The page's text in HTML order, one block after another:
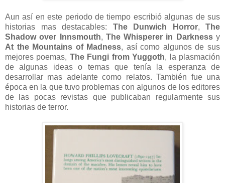
Aun así en este periodo de tiempo escribió algunas de sus
historias mas destacables: The Dunwich Horror, The
Shadow over Innsmouth, The Whisperer in Darknessy
At the Mountains of Madness, así como algunos de sus
mejores poemas, The Fungi from Yuggoth, la plasmación
de algunas ideas o temas que tenía la esperanza de
desarrollar mas adelante como relatos. También fue una
época en la que tuvo problemas con algunos de los editores
de las pocas revistas que publicaban regularmente sus
historias de terror.